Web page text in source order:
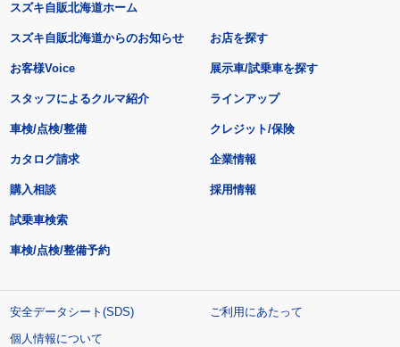
スズキ自販北海道ホーム
スズキ自販北海道からのお知らせ
お客様Voice
スタッフによるクルマ紹介
お店を探す
展示車/試乗車を探す
ラインアップ
車検/点検/整備 クレジット/保険
カタログ請求
購入相談
試乗車検索
車検/点検/整備予約
企業情報
採用情報
安全データシート(SDS)
ご利用にあたって
個人情報について